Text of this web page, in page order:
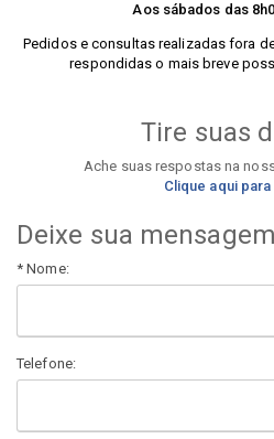
Aos sábados das
Pedidos e consultas realizadas fora
respondidas o mais breve
Tire suas
Ache suas respostas na
Clique aqui
Deixe sua mensagem
* Nome:
Telefone: